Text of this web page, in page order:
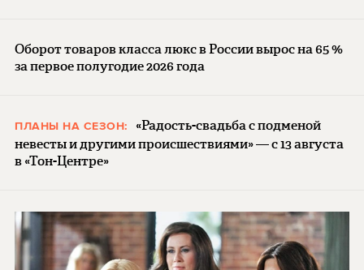
Оборот товаров класса люкс в России вырос на 65 %
за первое полугодие 2026 года
ПЛАНЫ НА СЕЗОН:
«Радость-свадьба с подменой
невесты и другими происшествиями» — с 13 августа
в «Тон-Центре»